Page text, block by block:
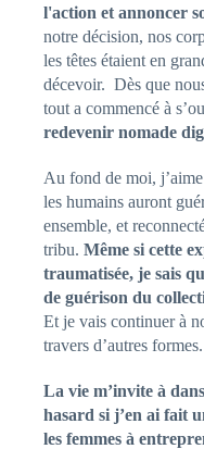
l'action et annoncer
notre décision, nos
les têtes étaient en
décevoir. Dès que
tout a commencé à
redevenir nomade
Au fond de moi,
les humains auront
ensemble, et
tribu. Même si cette
traumatisée, je sais
de guérison du
Et je vais continuer à
travers d’autres formes.
La vie m’invite à
hasard si j’en ai fait
les femmes à